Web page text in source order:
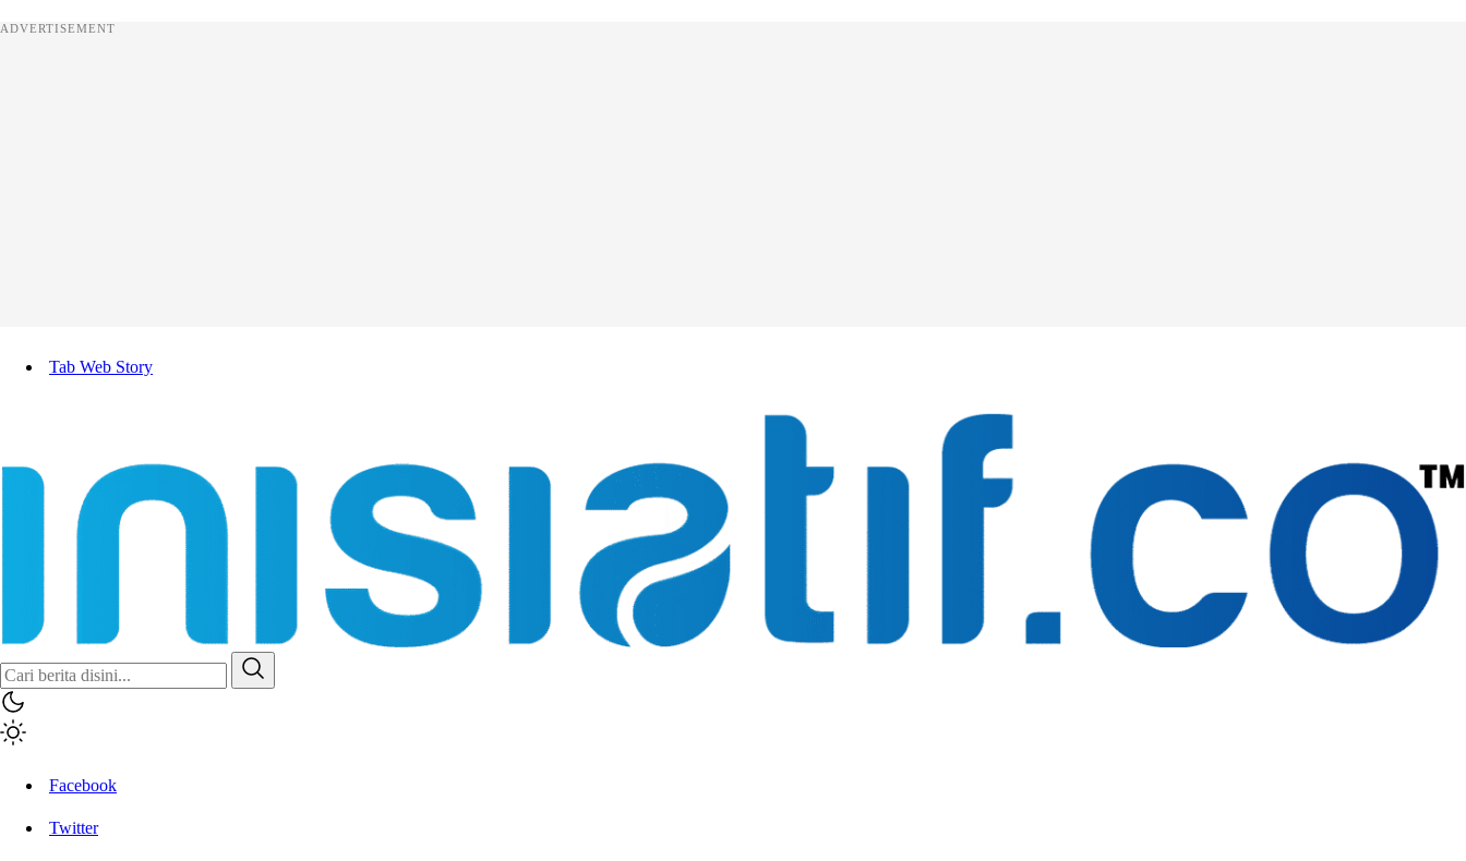
ADVERTISEMENT
Tab Web Story
Inisiatif.co
Stay Connected Stay Informed
Facebook
Twitter